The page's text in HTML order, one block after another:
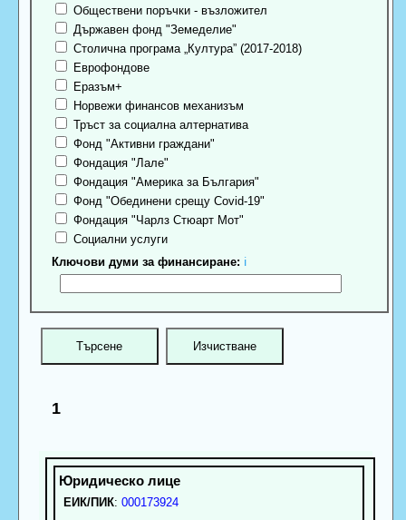
Обществени поръчки - възложител
Държавен фонд "Земеделие"
Столична програма „Култура” (2017-2018)
Еврофондове
Еразъм+
Норвежи финансов механизъм
Тръст за социална алтернатива
Фонд "Активни граждани"
Фондация "Лале"
Фондация "Америка за България"
Фонд "Обединени срещу Covid-19"
Фондация "Чарлз Стюарт Мот"
Социални услуги
Ключови думи за финансиране: ℹ
1
ЕИК/ПИК: 000173924